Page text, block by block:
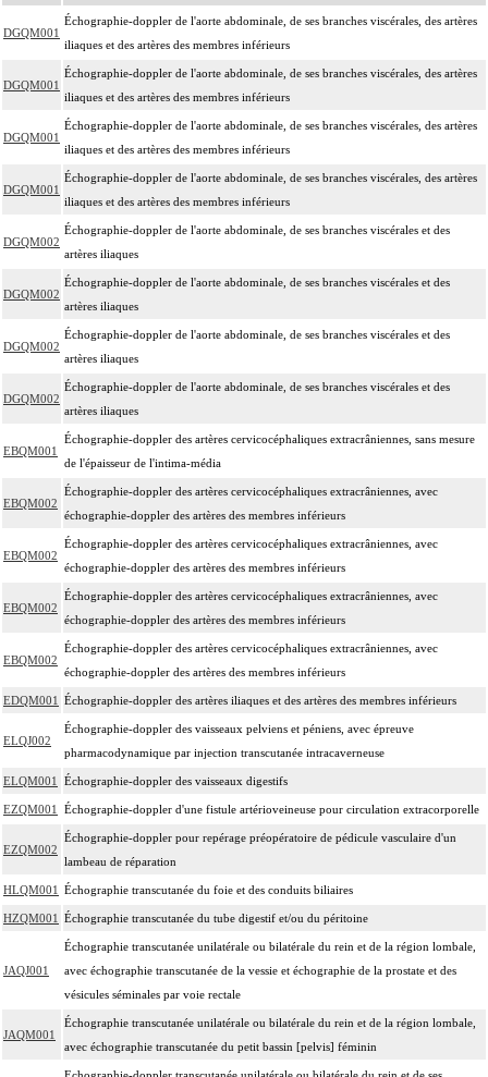
DGQM001
Échographie-doppler de l'aorte abdominale, de ses branches viscérales, des artères
iliaques et des artères des membres inférieurs
DGQM001
Échographie-doppler de l'aorte abdominale, de ses branches viscérales, des artères
iliaques et des artères des membres inférieurs
DGQM001
Échographie-doppler de l'aorte abdominale, de ses branches viscérales, des artères
iliaques et des artères des membres inférieurs
DGQM001
Échographie-doppler de l'aorte abdominale, de ses branches viscérales, des artères
iliaques et des artères des membres inférieurs
DGQM002
Échographie-doppler de l'aorte abdominale, de ses branches viscérales et des
artères iliaques
DGQM002
Échographie-doppler de l'aorte abdominale, de ses branches viscérales et des
artères iliaques
DGQM002
Échographie-doppler de l'aorte abdominale, de ses branches viscérales et des
artères iliaques
DGQM002
Échographie-doppler de l'aorte abdominale, de ses branches viscérales et des
artères iliaques
EBQM001
Échographie-doppler des artères cervicocéphaliques extracrâniennes, sans mesure
de l'épaisseur de l'intima-média
EBQM002
Échographie-doppler des artères cervicocéphaliques extracrâniennes, avec
échographie-doppler des artères des membres inférieurs
EBQM002
Échographie-doppler des artères cervicocéphaliques extracrâniennes, avec
échographie-doppler des artères des membres inférieurs
EBQM002
Échographie-doppler des artères cervicocéphaliques extracrâniennes, avec
échographie-doppler des artères des membres inférieurs
EBQM002
Échographie-doppler des artères cervicocéphaliques extracrâniennes, avec
échographie-doppler des artères des membres inférieurs
EDQM001 Échographie-doppler des artères iliaques et des artères des membres inférieurs
ELQJ002
Échographie-doppler des vaisseaux pelviens et péniens, avec épreuve
pharmacodynamique par injection transcutanée intracaverneuse
ELQM001 Échographie-doppler des vaisseaux digestifs
EZQM001 Échographie-doppler d'une fistule artérioveineuse pour circulation extracorporelle
EZQM002
Échographie-doppler pour repérage préopératoire de pédicule vasculaire d'un
lambeau de réparation
HLQM001 Échographie transcutanée du foie et des conduits biliaires
HZQM001 Échographie transcutanée du tube digestif et/ou du péritoine
JAQJ001
Échographie transcutanée unilatérale ou bilatérale du rein et de la région lombale,
avec échographie transcutanée de la vessie et échographie de la prostate et des
vésicules séminales par voie rectale
JAQM001
Échographie transcutanée unilatérale ou bilatérale du rein et de la région lombale,
avec échographie transcutanée du petit bassin [pelvis] féminin